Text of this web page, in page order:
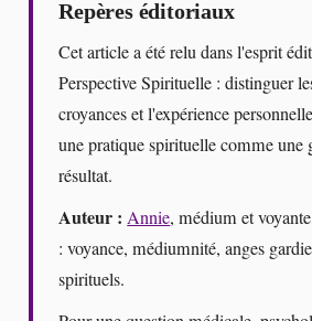
Repères éditoriaux
Cet article a été relu dans l'esprit
Perspective Spirituelle : distinguer
croyances et l'expérience
une pratique spirituelle comme une
résultat.
Auteur : Annie, médium et
: voyance, médiumnité, anges
spirituels.